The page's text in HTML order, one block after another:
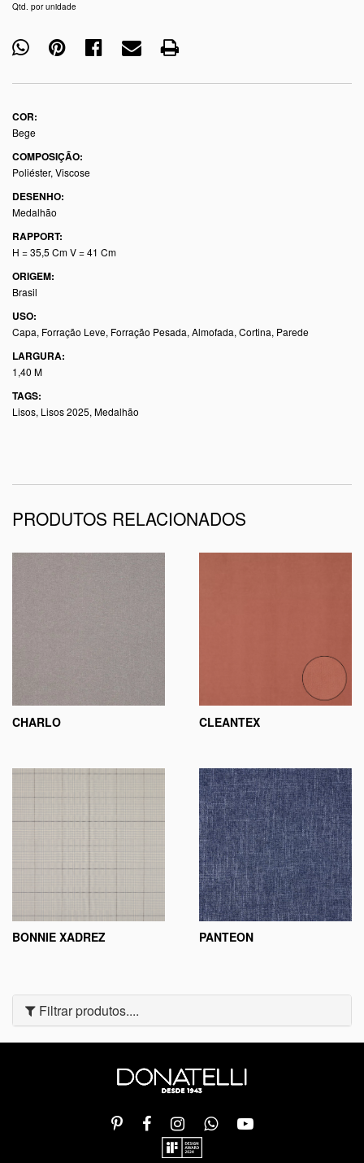
Qtd. por unidade
COR:
Bege
COMPOSIÇÃO:
Poliéster, Viscose
DESENHO:
Medalhão
RAPPORT:
H = 35,5 Cm V = 41 Cm
ORIGEM:
Brasil
USO:
Capa, Forração Leve, Forração Pesada, Almofada, Cortina, Parede
LARGURA:
1,40 M
TAGS:
Lisos, Lisos 2025, Medalhão
PRODUTOS RELACIONADOS
CHARLO CLEANTEX
BONNIE XADREZ PANTEON
Filtrar produtos....